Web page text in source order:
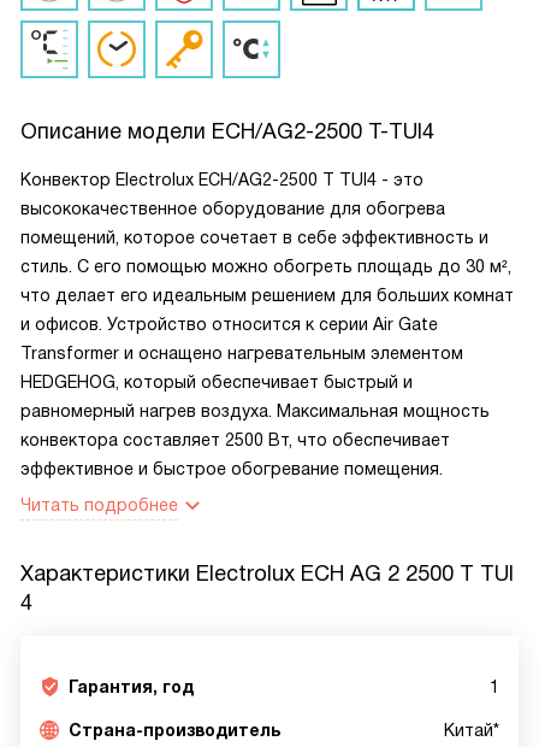
Описание модели ECH/AG2-2500 T-TUI4
Конвектор Electrolux ECH/AG2-2500 T TUI4 - это
высококачественное оборудование для обогрева
помещений, которое сочетает в себе эффективность и
стиль. С его помощью можно обогреть площадь до 30 м²,
что делает его идеальным решением для больших комнат
и офисов. Устройство относится к серии Air Gate
Transformer и оснащено нагревательным элементом
HEDGEHOG, который обеспечивает быстрый и
равномерный нагрев воздуха. Максимальная мощность
конвектора составляет 2500 Вт, что обеспечивает
эффективное и быстрое обогревание помещения.
Читать подробнее
Характеристики Electrolux ECH AG 2 2500 T TUI
4
Гарантия, год 1
Страна-производитель Китай*